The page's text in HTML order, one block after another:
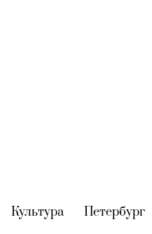
Культура(current)
Петербург